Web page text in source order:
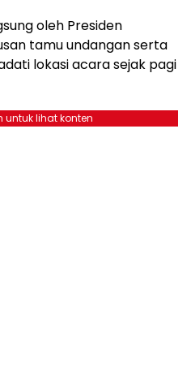
oleh Presiden
tamu undangan serta
lokasi acara sejak pagi
untuk lihat konten